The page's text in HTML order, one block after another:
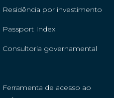
Residência por investimento
Passport Index
Consultoria governamental
Ferramenta de acesso ao